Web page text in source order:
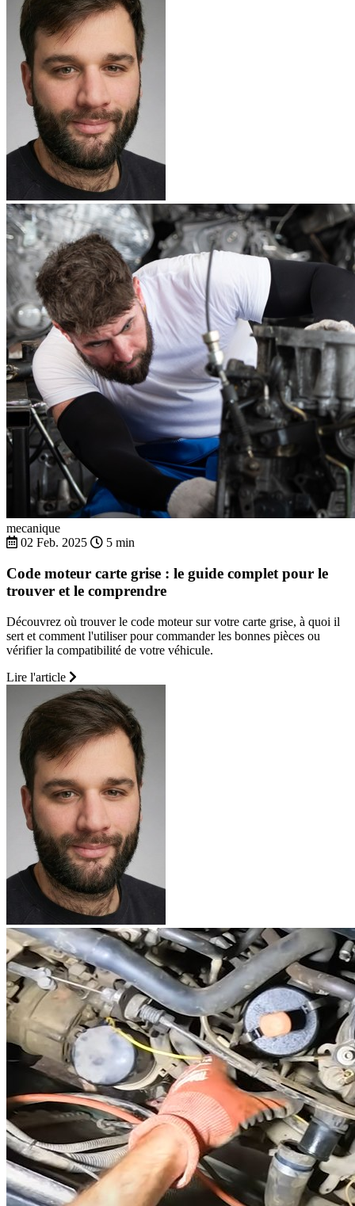
mecanique
02 Feb. 2025
5 min
Code moteur carte grise : le guide complet pour le
trouver et le comprendre
Découvrez où trouver le code moteur sur votre carte grise, à quoi il
sert et comment l'utiliser pour commander les bonnes pièces ou
vérifier la compatibilité de votre véhicule.
Lire l'article